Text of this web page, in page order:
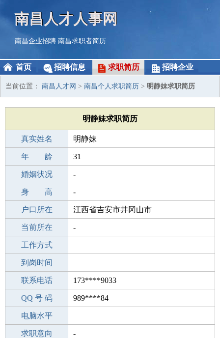
南昌人才人事网
南昌企业招聘 南昌求职者简历
首页 招聘信息 求职简历 招聘企业
当前位置： 南昌人才网 > 南昌个人求职简历 > 明静妹求职简历
明静妹求职简历
真实姓名 明静妹
性 别 女
年 龄 31
出生年月 1995-05-06
婚姻状况 -
学 历 高中
身 高 -
毕业学校 温州求实成人中学
户口所在 江西省吉安市井冈山市
所学专业 -
当前所在 -
工作经验
工作方式
驾 照
到岗时间
期望月薪
联系电话 173****9033
手机号码 173****9033
QQ 号 码 989****84
微信号码
电脑水平
外语水平
求职意向 -